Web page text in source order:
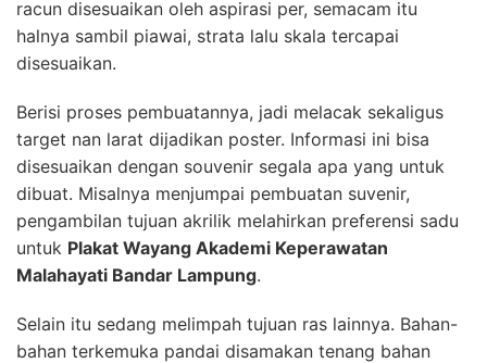
racun disesuaikan oleh aspirasi per, semacam itu
halnya sambil piawai, strata lalu skala tercapai
disesuaikan.
Berisi proses pembuatannya, jadi melacak sekaligus
target nan larat dijadikan poster. Informasi ini bisa
disesuaikan dengan souvenir segala apa yang untuk
dibuat. Misalnya menjumpai pembuatan suvenir,
pengambilan tujuan akrilik melahirkan preferensi sadu
untuk Plakat Wayang Akademi Keperawatan
Malahayati Bandar Lampung.
Selain itu sedang melimpah tujuan ras lainnya. Bahan-
bahan terkemuka pandai disamakan tenang bahan